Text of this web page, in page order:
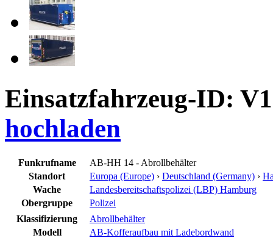
Einsatzfahrzeug-ID:
hochladen
Funkrufname
AB-HH 14 - Abrollbehälter
Standort
Europa (Europe) › Deutschland (Germany) ›
Wache
Landesbereitschaftspolizei (LBP) Hamburg
Obergruppe
Polizei
Klassifizierung
Abrollbehälter
Modell
AB-Kofferaufbau mit Ladebordwand